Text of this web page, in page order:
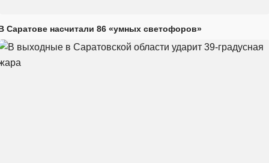
Саратове насчитали 86 «умных светофоров»